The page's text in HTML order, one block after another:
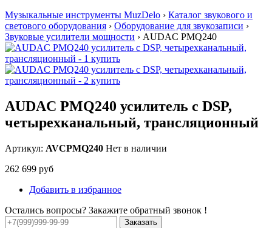
Музыкальные инструменты MuzDelo › Каталог звукового и
светового оборудования › Оборудование для звукозаписи ›
Звуковые усилители мощности › AUDAC PMQ240
AUDAC PMQ240 усилитель с DSP,
четырехканальный, трансляционный
Артикул: AVCPMQ240 Нет в наличии
262 699 руб
Добавить в избранное
Остались вопросы? Закажите обратный звонок !
Заказать